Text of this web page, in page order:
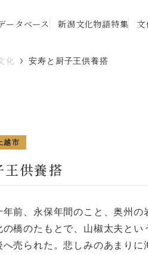
ータベース 新潟文化物語特集 文
化 安寿と厨子王供養搭
越市
王供養搭
前、永保年間のこと、奥州
の橋のたもとで、山椒太夫と
売られた。悲しみのあまりに